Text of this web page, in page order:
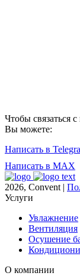
Чтобы связаться
Вы можете:
Написать в
Написать в MAX
2026, Convent |
Услуги
Увлажнение
Вентиляция
Осушение
О компании